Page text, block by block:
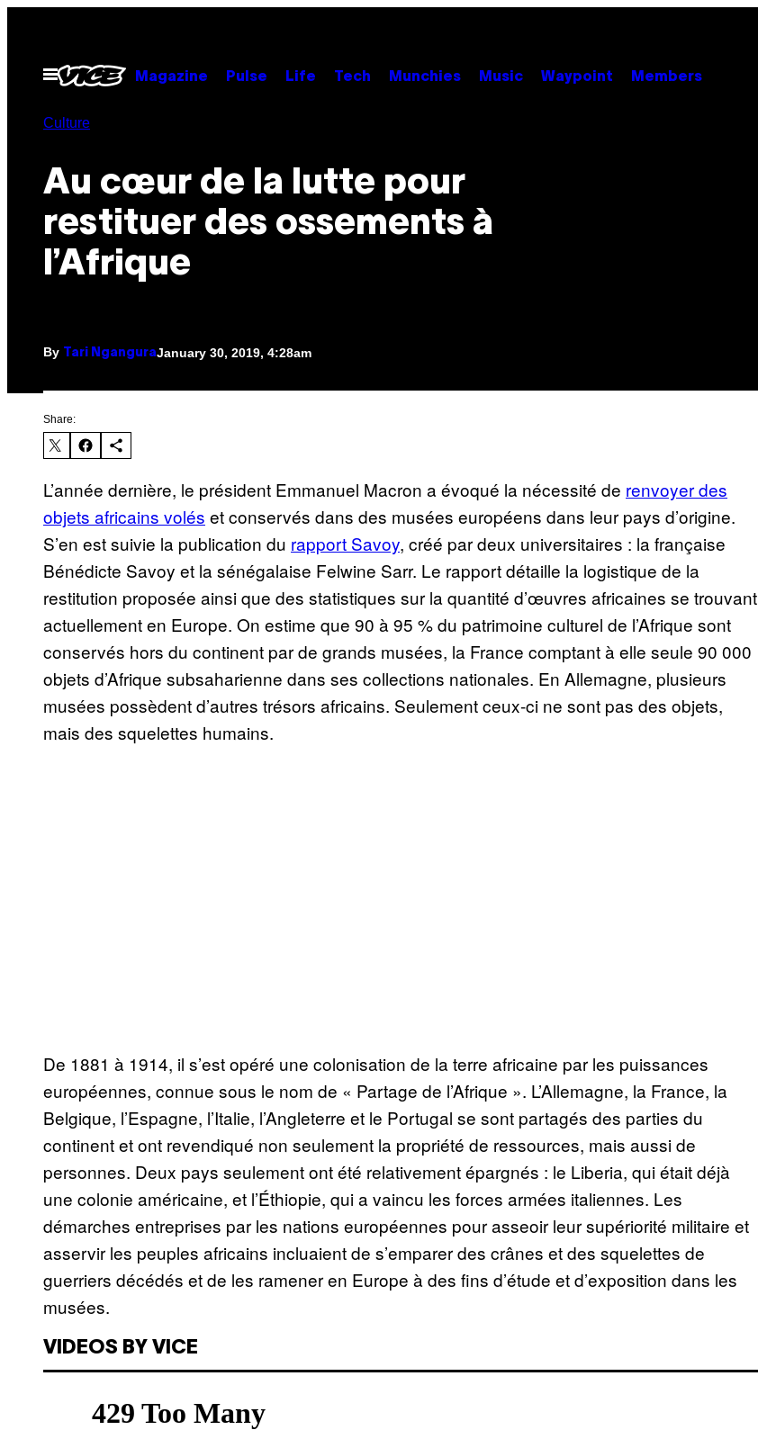
contentOpen
Menu
Magazine Pulse Life Tech Munchies Music Waypoint Members
Culture
Au cœur de la lutte pour
restituer des ossements à
l’Afrique
By Tari NganguraJanuary 30, 2019, 4:28am
Share:
L’année dernière, le président Emmanuel Macron a évoqué la nécessité de renvoyer des
objets africains volés et conservés dans des musées européens dans leur pays d’origine.
S’en est suivie la publication du rapport Savoy, créé par deux universitaires : la française
Bénédicte Savoy et la sénégalaise Felwine Sarr. Le rapport détaille la logistique de la
restitution proposée ainsi que des statistiques sur la quantité d’œuvres africaines se trouvant
actuellement en Europe. On estime que 90 à 95 % du patrimoine culturel de l’Afrique sont
conservés hors du continent par de grands musées, la France comptant à elle seule 90 000
objets d’Afrique subsaharienne dans ses collections nationales. En Allemagne, plusieurs
musées possèdent d’autres trésors africains. Seulement ceux-ci ne sont pas des objets,
mais des squelettes humains.
De 1881 à 1914, il s’est opéré une colonisation de la terre africaine par les puissances
européennes, connue sous le nom de « Partage de l’Afrique ». L’Allemagne, la France, la
Belgique, l’Espagne, l’Italie, l’Angleterre et le Portugal se sont partagés des parties du
continent et ont revendiqué non seulement la propriété de ressources, mais aussi de
personnes. Deux pays seulement ont été relativement épargnés : le Liberia, qui était déjà
une colonie américaine, et l’Éthiopie, qui a vaincu les forces armées italiennes. Les
démarches entreprises par les nations européennes pour asseoir leur supériorité militaire et
asservir les peuples africains incluaient de s’emparer des crânes et des squelettes de
guerriers décédés et de les ramener en Europe à des fins d’étude et d’exposition dans les
musées.
VIDEOS BY VICE